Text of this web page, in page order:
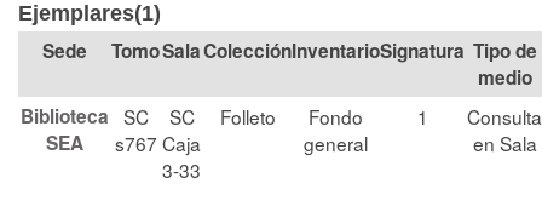
Ejemplares(1)
TomoSalaColección Signatura Tipo de
medio
Biblioteca
SEA
SC
s767
SC
Caja
3-33
Folleto
Fondo
general
1
Consulta
en Sala